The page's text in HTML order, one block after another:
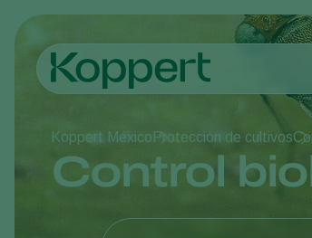
Koppert México Protección de cultivos
Control